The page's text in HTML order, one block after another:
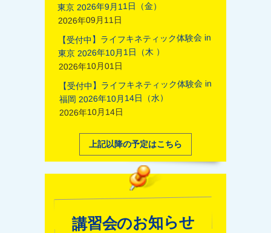
東京 2026年9月11日（金）
2026年09月11日
【受付中】ライフキネティック体験会 in
東京 2026年10月1日（木 ）
2026年10月01日
【受付中】ライフキネティック体験会 in
福岡 2026年10月14日（水）
2026年10月14日
上記以降の予定はこちら
講習会のお知らせ